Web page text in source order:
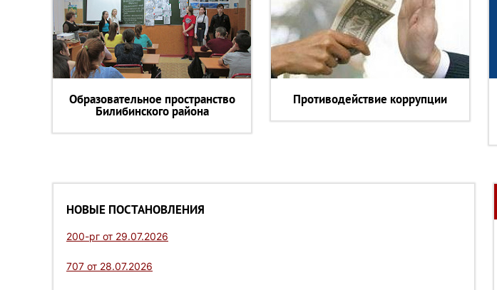
Образовательное пространство
Билибинского района
Противодействие коррупции
НОВЫЕ ПОСТАНОВЛЕНИЯ
200-рг от 29.07.2026
707 от 28.07.2026